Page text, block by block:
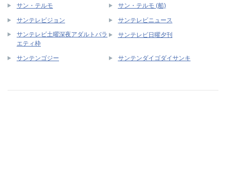
サン・テルモ サン・テルモ (船)
サンテレビジョン
サンテレビニュース
サンテレビ土曜深夜アダルトバラ
エティ枠
サンテレビ日曜夕刊
サンテンゴジー サンテンダイゴダイサンキ